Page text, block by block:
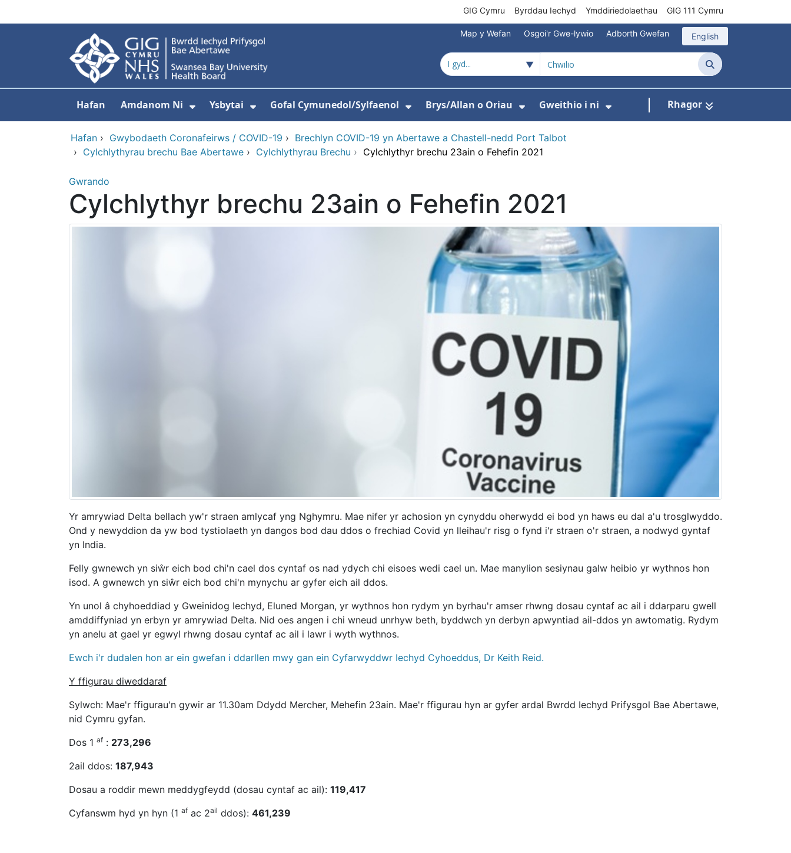
GIG Cymru Byrddau Iechyd Ymddiriedolaethau GIG 111 Cymru
Map y Wefan Osgoi'r Gwe-lywio Adborth Gwefan English
Chwilio
Hafan Amdanom Ni Ysbytai Gofal Cymunedol/Sylfaenol Brys/Allan o Oriau Gweithio i ni Rhagor
Hafan › Gwybodaeth Coronafeirws / COVID-19 › Brechlyn COVID-19 yn Abertawe a Chastell-nedd Port Talbot
› Cylchlythyrau brechu Bae Abertawe › Cylchlythyrau Brechu › Cylchlythyr brechu 23ain o Fehefin 2021
Gwrando
Cylchlythyr brechu 23ain o Fehefin 2021
Yr amrywiad Delta bellach yw'r straen amlycaf yng Nghymru. Mae nifer yr achosion yn cynyddu oherwydd ei bod yn haws eu dal a'u trosglwyddo.
Ond y newyddion da yw bod tystiolaeth yn dangos bod dau ddos o frechiad Covid yn lleihau'r risg o fynd i'r straen o'r straen, a nodwyd gyntaf
yn India.
Felly gwnewch yn siŵr eich bod chi'n cael dos cyntaf os nad ydych chi eisoes wedi cael un. Mae manylion sesiynau galw heibio yr wythnos hon
isod. A gwnewch yn siŵr eich bod chi'n mynychu ar gyfer eich ail ddos.
Yn unol â chyhoeddiad y Gweinidog Iechyd, Eluned Morgan, yr wythnos hon rydym yn byrhau'r amser rhwng dosau cyntaf ac ail i ddarparu gwell
amddiffyniad yn erbyn yr amrywiad Delta. Nid oes angen i chi wneud unrhyw beth, byddwch yn derbyn apwyntiad ail-ddos yn awtomatig. Rydym
yn anelu at gael yr egwyl rhwng dosau cyntaf ac ail i lawr i wyth wythnos.
Ewch i'r dudalen hon ar ein gwefan i ddarllen mwy gan ein Cyfarwyddwr Iechyd Cyhoeddus, Dr Keith Reid.
Y ffigurau diweddaraf
Sylwch: Mae'r ffigurau'n gywir ar 11.30am Ddydd Mercher, Mehefin 23ain. Mae'r ffigurau hyn ar gyfer ardal Bwrdd Iechyd Prifysgol Bae Abertawe,
nid Cymru gyfan.
Dos 1 af : 273,296
2ail ddos: 187,943
Dosau a roddir mewn meddygfeydd (dosau cyntaf ac ail): 119,417
Cyfanswm hyd yn hyn (1 af ac 2ail ddos): 461,239